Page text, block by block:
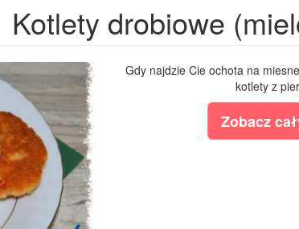
Kotlety drobiowe
Gdy najdzie Cie ochota na
kotlety z
Zobacz